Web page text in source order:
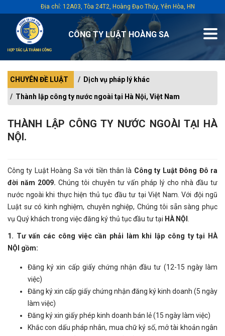
CÔNG TY LUẬT HOÀNG SA
Địa chỉ: 12A03, Tòa 24T2, Hoàng Đạo Thúy, Yên Hòa, HN
CHUYÊN ĐỀ LUẬT Dịch vụ pháp lý khác
Thành lập công ty nước ngoài tại Hà Nội, Việt Nam
THÀNH LẬP CÔNG TY NƯỚC NGOÀI TẠI HÀ
NỘI.
Công ty Luật Hoàng Sa với tiền thân là Công ty Luật Đông Đô ra
đời năm 2009. Chúng tôi chuyên tư vấn pháp lý cho nhà đầu tư
nước ngoài khi thực hiện thủ tục đầu tư tại Việt Nam. Với đội ngũ
Luật sư có kinh nghiệm, chuyên nghiệp, Chúng tôi sẵn sàng phục
vụ Quý khách trong việc đăng ký thủ tục đầu tư tại HÀ NỘI
1. Tư vấn các công việc cần phải làm khi lập công ty tại HÀ
NỘI gồm:
Đăng ký xin cấp giấy chứng nhận đầu tư (12-15 ngày làm
việc)
Đăng ký xin cấp giấy chứng nhận đăng ký kinh doanh (5 ngày
làm việc)
Đăng ký xin giấy phép kinh doanh bán lẻ (15 ngày làm việc)
Khắc con dấu pháp nhân, mua chữ ký số, mở tài khoản ngân